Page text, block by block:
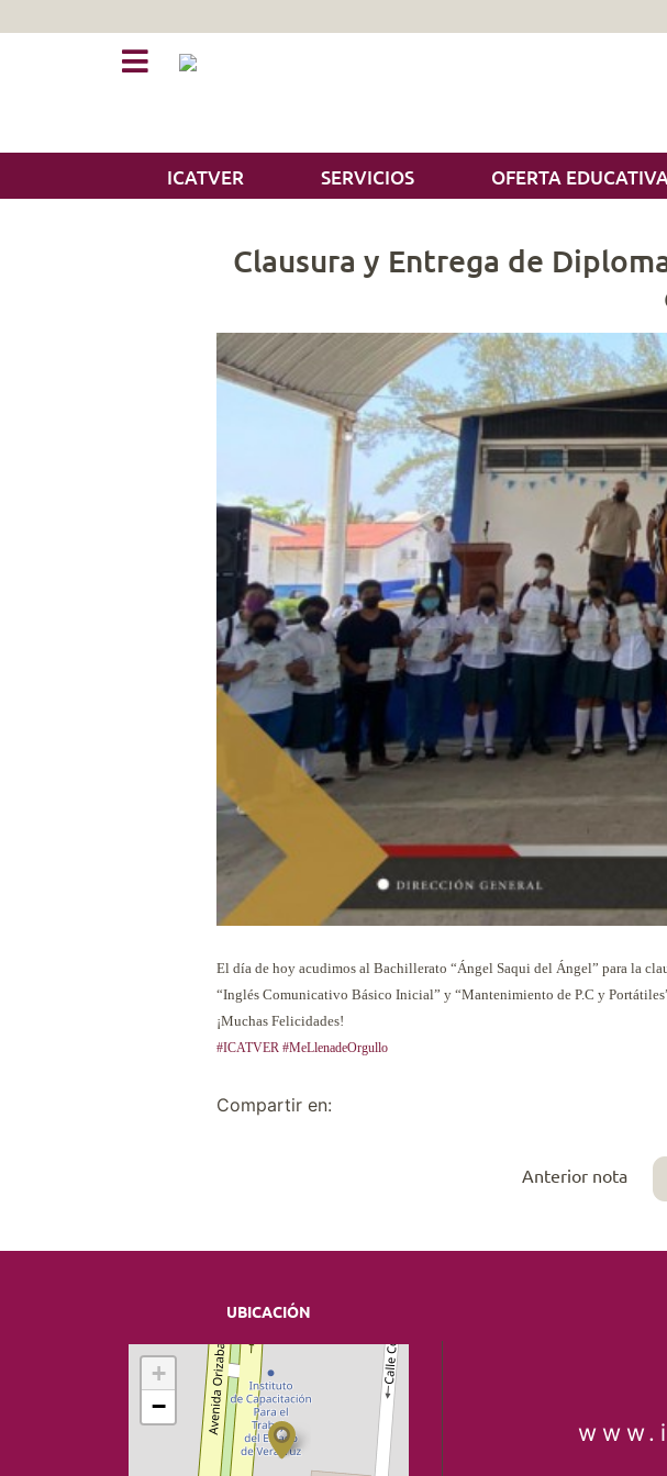
ICATVER SERVICIOS OFERTA EDUCATIVA
Clausura y Entrega de
El día de hoy acudimos al Bachillerato “Ángel Saqui del Ángel” para la
“Inglés Comunicativo Básico Inicial” y “Mantenimiento de P.C y
¡Muchas Felicidades!
#ICATVER #MeLlenadeOrgullo
Compartir en:
Anterior nota
UBICACIÓN
+
−